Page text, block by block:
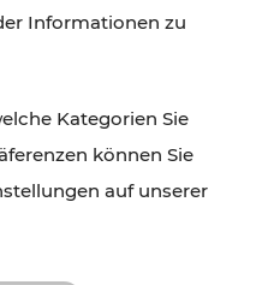
Informationen zu
Kategorien Sie
können Sie
auf unserer